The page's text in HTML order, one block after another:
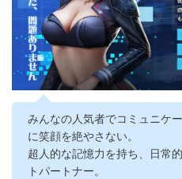
みんなの人気者でコミュニケ
に笑顔を絶やさない。
超人的な記憶力を持ち、日常
トパートナー。